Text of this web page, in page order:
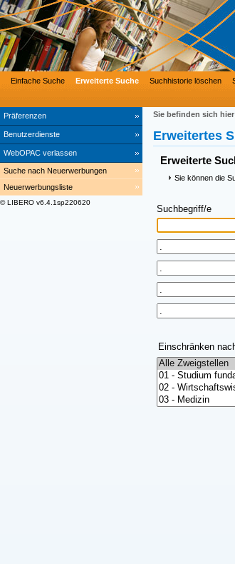
Präferenzen
Benutzerdienste
WebOPAC verlassen
Einfache Suche Erweiterte Suche Suchhistorie löschen
Suche nach Neuerwerbungen
Neuerwerbungsliste
© LIBERO v6.4.1sp220620
Sie befinden sich hier
Erweitertes
Erweiterte
Sie können die
Suchbegriff/e
Einschränken